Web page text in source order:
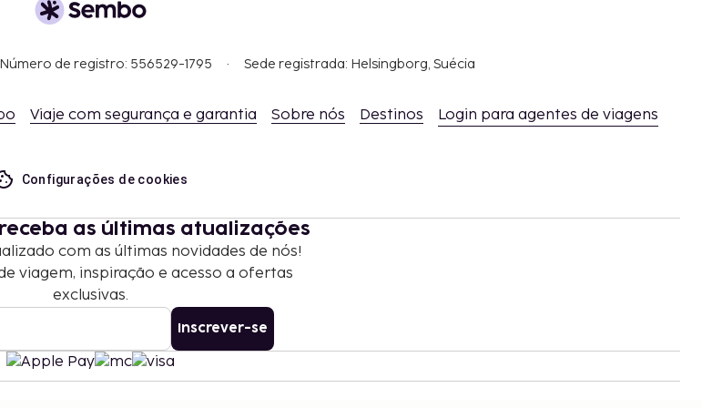
Número de registro: 556529-1795 Sede registrada: Helsingborg, Suécia
Viaje com segurança e garantia Sobre nós Destinos Login para agentes de viagens
Configurações de cookies
as últimas atualizações
com as últimas novidades de nós!
viagem, inspiração e acesso a ofertas
exclusivas.
Inscrever-se